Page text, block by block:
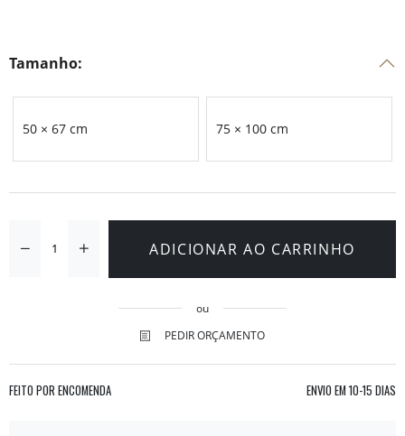
Tamanho:
50 × 67 cm 75 × 100 cm
ADICIONAR AO CARRINHO
ou
PEDIR ORÇAMENTO
FEITO POR ENCOMENDA ENVIO EM 10-15 DIAS